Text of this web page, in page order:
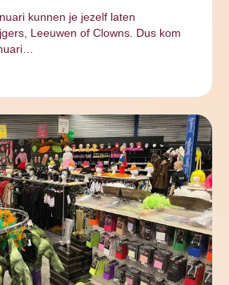
kunnen je jezelf laten
Leeuwen of Clowns. Dus kom